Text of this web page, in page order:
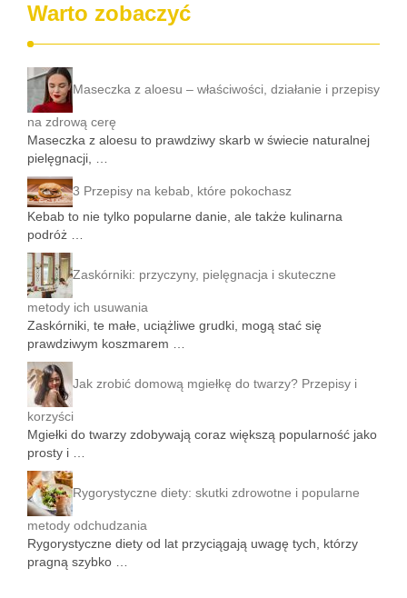
Warto zobaczyć
Maseczka z aloesu – właściwości, działanie i przepisy
na zdrową cerę
Maseczka z aloesu to prawdziwy skarb w świecie naturalnej
pielęgnacji, …
3 Przepisy na kebab, które pokochasz
Kebab to nie tylko popularne danie, ale także kulinarna
podróż …
Zaskórniki: przyczyny, pielęgnacja i skuteczne
metody ich usuwania
Zaskórniki, te małe, uciążliwe grudki, mogą stać się
prawdziwym koszmarem …
Jak zrobić domową mgiełkę do twarzy? Przepisy i
korzyści
Mgiełki do twarzy zdobywają coraz większą popularność jako
prosty i …
Rygorystyczne diety: skutki zdrowotne i popularne
metody odchudzania
Rygorystyczne diety od lat przyciągają uwagę tych, którzy
pragną szybko …